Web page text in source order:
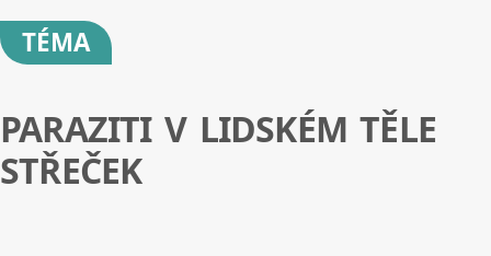
TÉMA
PARAZITI V LIDSKÉM TĚLE
STŘEČEK